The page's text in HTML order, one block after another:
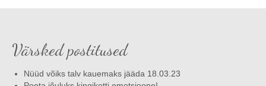
Värsked postitused
Nüüd võiks talv kauemaks jääda 18.03.23